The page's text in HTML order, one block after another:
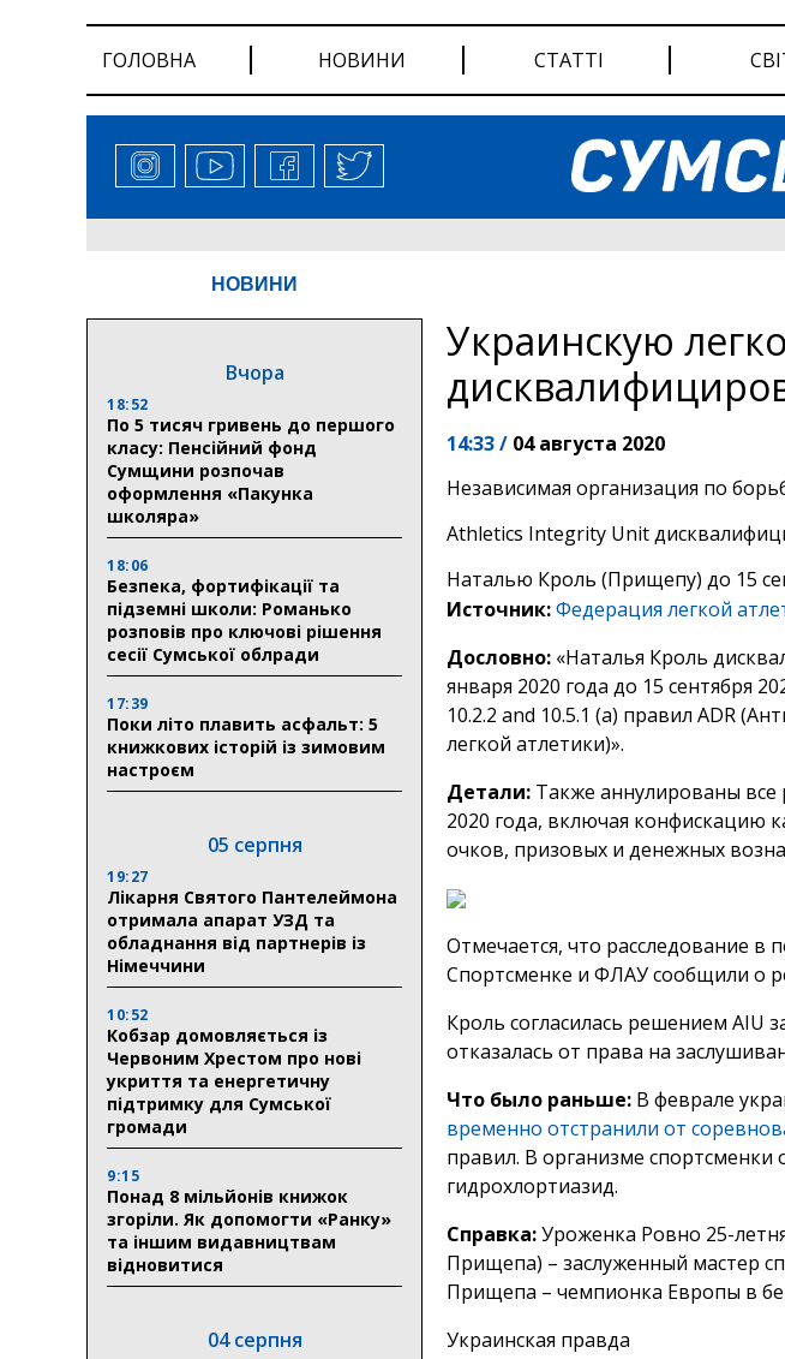
ГОЛОВНА НОВИНИ СТАТТІ
НОВИНИ
Вчора
18:52
По 5 тисяч гривень до першого
класу: Пенсійний фонд
Сумщини розпочав
оформлення «Пакунка
школяра»
18:06
Безпека, фортифікації та
підземні школи: Романько
розповів про ключові рішення
сесії Сумської облради
17:39
Поки літо плавить асфальт: 5
книжкових історій із зимовим
настроєм
05 серпня
19:27
Лікарня Святого Пантелеймона
отримала апарат УЗД та
обладнання від партнерів із
Німеччини
10:52
Кобзар домовляється із
Червоним Хрестом про нові
укриття та енергетичну
підтримку для Сумської
громади
9:15
Понад 8 мільйонів книжок
згоріли. Як допомогти «Ранку»
та іншим видавництвам
відновитися
04 серпня
Украинскую
14:33 / 04 августа 2020
Независимая организация по
Athletics Integrity Unit
Наталью Кроль (Прищепу) до 15
Источник:Федерация легкой
Дословно: «Наталья Кроль
января 2020 года до 15 сентября
10.2.2 and 10.5.1 (a) правил ADR
легкой атлетики)».
Детали: Также аннулированы все
2020 года, включая конфискацию
очков, призовых и денежных
Отмечается, что расследование в
Спортсменке и ФЛАУ сообщили о
Кроль согласилась решением AIU
отказалась от права на
Что было раньше: В феврале
временно отстранили от
правил. В организме
гидрохлортиазид.
Справка:Уроженка Ровно 25-
Прищепа) – заслуженный мастер
Прищепа – чемпионка Европы в
Украинская правда